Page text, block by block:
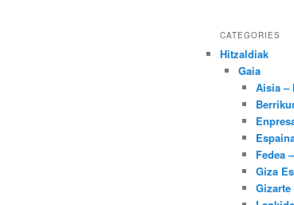
CATEGORIES
Hitzaldiak
Gaia
Aisia –
Fedea
Giza